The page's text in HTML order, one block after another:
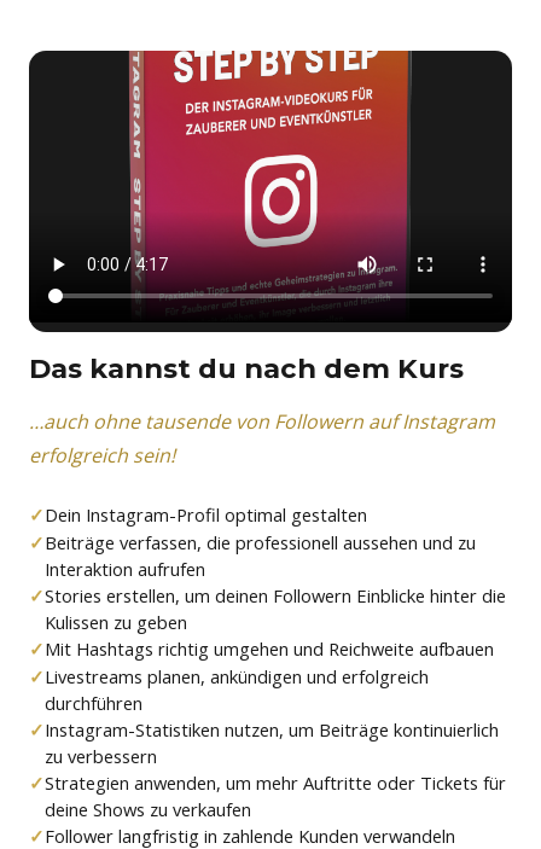
Das kannst du nach dem Kurs
…auch ohne tausende von Followern auf Instagram
erfolgreich sein!
Dein Instagram-Profil optimal gestalten
Beiträge verfassen, die professionell aussehen und zu
Interaktion aufrufen
Stories erstellen, um deinen Followern Einblicke hinter die
Kulissen zu geben
Mit Hashtags richtig umgehen und Reichweite aufbauen
Livestreams planen, ankündigen und erfolgreich
durchführen
Instagram-Statistiken nutzen, um Beiträge kontinuierlich
zu verbessern
Strategien anwenden, um mehr Auftritte oder Tickets für
deine Shows zu verkaufen
Follower langfristig in zahlende Kunden verwandeln